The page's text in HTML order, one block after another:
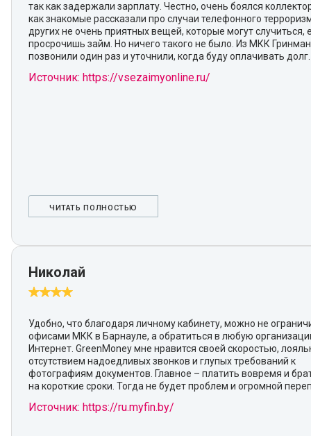
так как задержали зарплату. Честно, очень боялся
как знакомые рассказали про случаи телефонного
других не очень приятных вещей, которые могут случиться,
просрочишь займ. Но ничего такого не было. Из МКК
позвонили один раз и уточнили, когда буду оплачивать долг.
Источник: https://vsezaimyonline.ru/
ЧИТАТЬ ПОЛНОСТЬЮ
Николай
Удобно, что благодаря личному кабинету, можно не
офисами МКК в Барнауле, а обратиться в любую
Интернет. GreenMoney мне нравится своей скоростью,
отсутствием надоедливых звонков и глупых требований к
фотографиям документов. Главное – платить вовремя и
на короткие сроки. Тогда не будет проблем и огромной
Источник: https://ru.myfin.by/